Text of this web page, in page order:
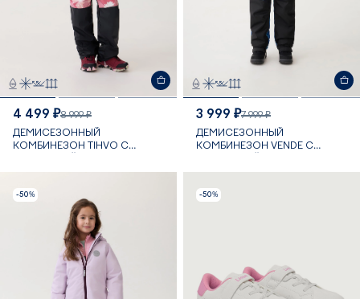
4 499 ₽8 999 ₽
ДЕМИСЕЗОННЫЙ
КОМБИНЕЗОН TIHVO С
3 999 ₽7 999 ₽
ДЕМИСЕЗОННЫЙ
КОМБИНЕЗОН VENDE С
-50% -50%